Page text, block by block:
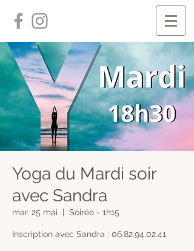
Yoga du Mardi soir
avec Sandra
mar. 25 mai Soirée - 1h15
Inscription avec Sandra : 06.82.94.02.41